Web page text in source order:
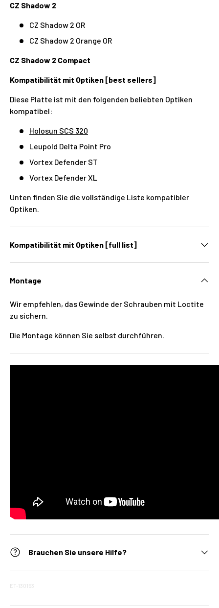
CZ Shadow 2
CZ Shadow 2 OR
CZ Shadow 2 Orange OR
CZ Shadow 2 Compact
Kompatibilität mit Optiken [best sellers]
Diese Platte ist mit den folgenden beliebten Optiken
kompatibel:
Holosun SCS 320
Leupold Delta Point Pro
Vortex Defender ST
Vortex Defender XL
Unten finden Sie die vollständige Liste kompatibler
Optiken.
Kompatibilität mit Optiken [full list]
Montage
Wir empfehlen, das Gewinde der Schrauben mit Loctite
zu sichern.
Die Montage können Sie selbst durchführen.
Brauchen Sie unsere Hilfe?
ET-130153